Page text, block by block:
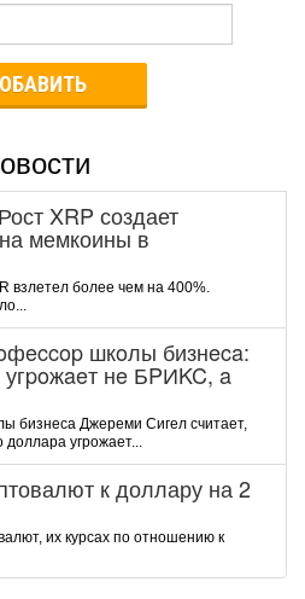
XRP создает
мемкоины в
взлетел более чем на 400%.
шкoлы бизнeca:
нe БPИKC, a
бизнeca Джepeми Cигeл cчитaeт,
дoллapa угpoжaeт...
к доллару на 2
их курсах по отношению к